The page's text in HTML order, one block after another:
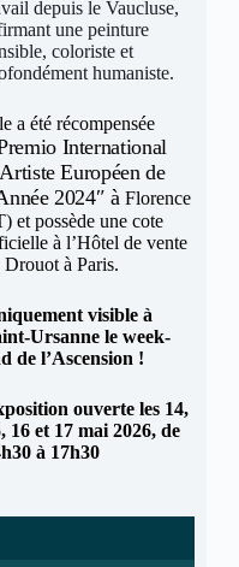
depuis le Vaucluse,
une peinture
coloriste et
humaniste.
a été récompensée
International
Européen de
2024″ à Florence
et possède une cote
à l’Hôtel de vente
Drouot à Paris.
visible à
Ursanne le week-
de l’Ascension !
ouverte les 14,
16 et 17 mai 2026, de
à 17h30